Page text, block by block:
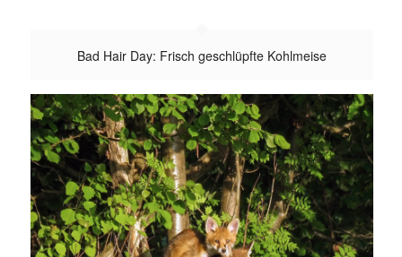
Bad Hair Day: Frisch geschlüpfte Kohlmeise